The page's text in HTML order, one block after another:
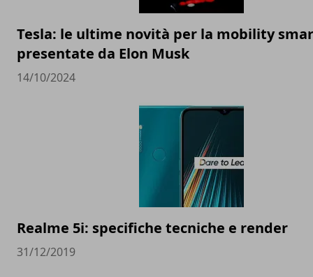
Tesla: le ultime novità per la mobility
presentate da Elon Musk
14/10/2024
Realme 5i: specifiche tecniche e render
31/12/2019